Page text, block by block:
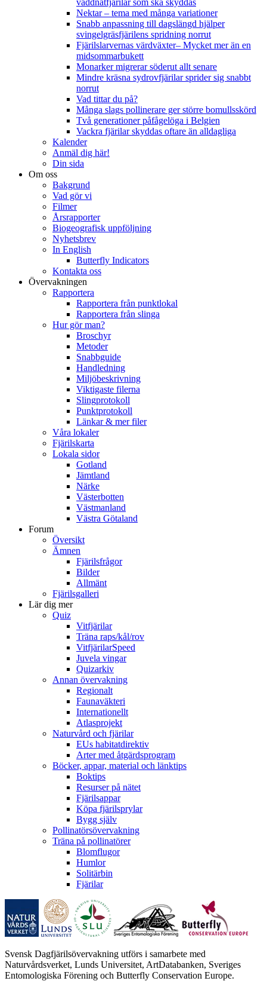
Nektar – tema med många variationer
Snabb anpassning till dagslängd hjälper
svingelgräsfjärilens spridning norrut
Fjärilslarvernas värdväxter– Mycket mer än en
midsommarbukett
Monarker migrerar söderut allt senare
Mindre kräsna sydrovfjärilar sprider sig snabbt
norrut
Vad tittar du på?
Många slags pollinerare ger större bomullsskörd
Två generationer påfågelöga i Belgien
Vackra fjärilar skyddas oftare än alldagliga
Kalender
Anmäl dig här!
Din sida
Om oss
Bakgrund
Vad gör vi
Filmer
Årsrapporter
Biogeografisk uppföljning
Nyhetsbrev
In English
Butterfly Indicators
Kontakta oss
Övervakningen
Rapportera
Rapportera från punktlokal
Rapportera från slinga
Hur gör man?
Broschyr
Metoder
Snabbguide
Handledning
Miljöbeskrivning
Viktigaste filerna
Slingprotokoll
Punktprotokoll
Länkar & mer filer
Våra lokaler
Fjärilskarta
Lokala sidor
Gotland
Jämtland
Närke
Västerbotten
Västmanland
Västra Götaland
Forum
Översikt
Ämnen
Fjärilsfrågor
Bilder
Allmänt
Fjärilsgalleri
Lär dig mer
Quiz
Vitfjärilar
Träna raps/kål/rov
VitfjärilarSpeed
Juvela vingar
Quizarkiv
Annan övervakning
Regionalt
Faunaväkteri
Internationellt
Atlasprojekt
Naturvård och fjärilar
EUs habitatdirektiv
Arter med åtgärdsprogram
Böcker, appar, material och länktips
Boktips
Resurser på nätet
Fjärilsappar
Köpa fjärilsprylar
Bygg själv
Pollinatörsövervakning
Träna på pollinatörer
Blomflugor
Humlor
Solitärbin
Fjärilar
Svensk Dagfjärilsövervakning utförs i samarbete med
Naturvårdsverket, Lunds Universitet, ArtDatabanken, Sveriges
Entomologiska Förening och Butterfly Conservation Europe.